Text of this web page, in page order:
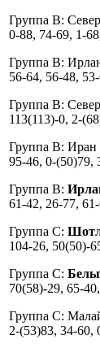
Группа В:
0-88, 74-69, 1-
Группа В:
56-64, 56-48,
Группа В:
113(113)-0, 2-
Группа В: Иран
95-46, 0-(50)79,
Группа В:
61-42, 26-77,
Группа C:
104-26, 50(50)-
Группа C:
70(58)-29, 65-
Группа C:
2-(53)83, 34-60,